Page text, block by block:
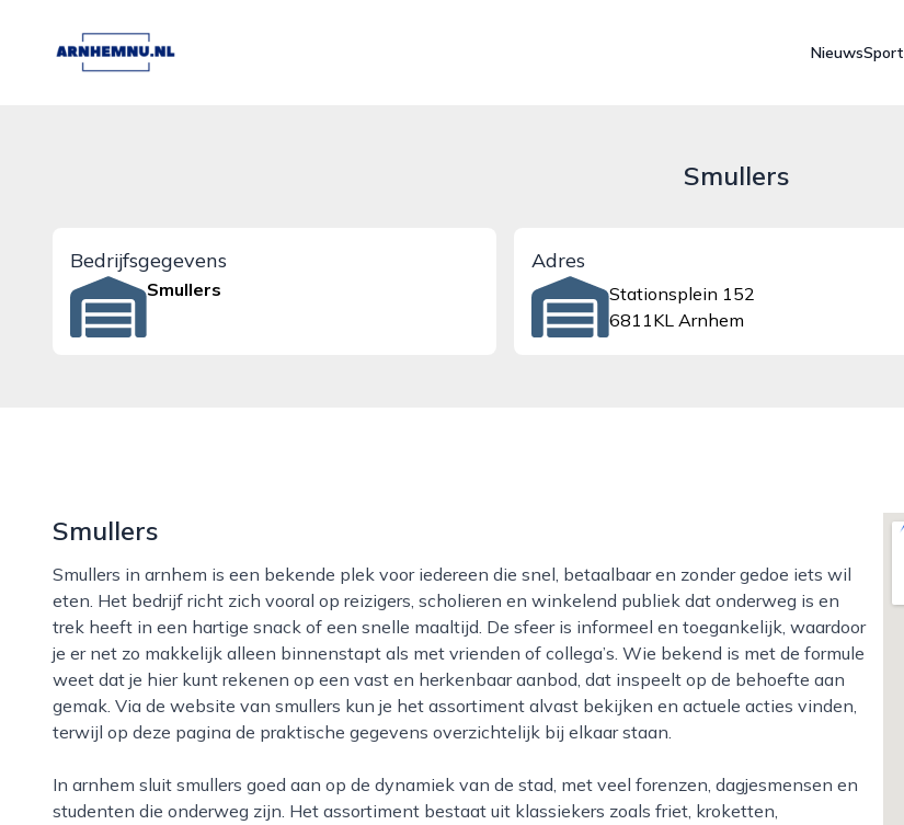
arnhemnu.nl
NieuwsSport
Smullers
Bedrijfsgegevens
Smullers
Adres
Stationsplein 152
6811KL Arnhem
Smullers
Smullers in arnhem is een bekende plek voor iedereen die snel, betaalbaar en zonder gedoe iets wil
eten. Het bedrijf richt zich vooral op reizigers, scholieren en winkelend publiek dat onderweg is en
trek heeft in een hartige snack of een snelle maaltijd. De sfeer is informeel en toegankelijk, waardoor
je er net zo makkelijk alleen binnenstapt als met vrienden of collega’s. Wie bekend is met de formule
weet dat je hier kunt rekenen op een vast en herkenbaar aanbod, dat inspeelt op de behoefte aan
gemak. Via de website van smullers kun je het assortiment alvast bekijken en actuele acties vinden,
terwijl op deze pagina de praktische gegevens overzichtelijk bij elkaar staan.
In arnhem sluit smullers goed aan op de dynamiek van de stad, met veel forenzen, dagjesmensen en
studenten die onderweg zijn. Het assortiment bestaat uit klassiekers zoals friet, kroketten,